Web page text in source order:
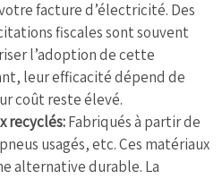
facture d’électricité. Des
fiscales sont souvent
l’adoption de cette
leur efficacité dépend de
coût reste élevé.
recyclés:Fabriqués à partir de
usagés, etc. Ces matériaux
alternative durable. La